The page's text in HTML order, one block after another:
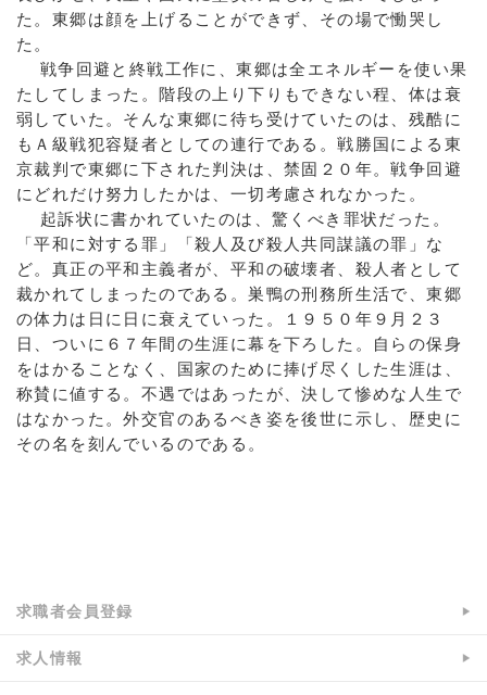
た。東郷は顔を上げることができず、その場で慟哭し
た。
戦争回避と終戦工作に、東郷は全エネルギーを使い果
たしてしまった。階段の上り下りもできない程、体は衰
弱していた。そんな東郷に待ち受けていたのは、残酷に
もＡ級戦犯容疑者としての連行である。戦勝国による東
京裁判で東郷に下された判決は、禁固２０年。戦争回避
にどれだけ努力したかは、一切考慮されなかった。
起訴状に書かれていたのは、驚くべき罪状だった。
「平和に対する罪」「殺人及び殺人共同謀議の罪」な
ど。真正の平和主義者が、平和の破壊者、殺人者として
裁かれてしまったのである。巣鴨の刑務所生活で、東郷
の体力は日に日に衰えていった。１９５０年９月２３
日、ついに６７年間の生涯に幕を下ろした。自らの保身
をはかることなく、国家のために捧げ尽くした生涯は、
称賛に値する。不遇ではあったが、決して惨めな人生で
はなかった。外交官のあるべき姿を後世に示し、歴史に
その名を刻んでいるのである。
求職者会員登録
求人情報